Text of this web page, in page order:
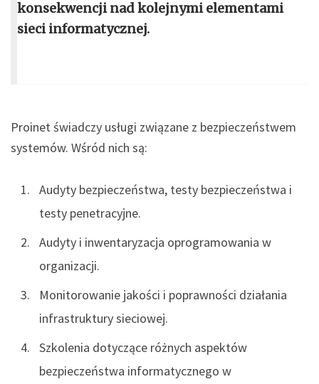
konsekwencji nad kolejnymi elementami
sieci informatycznej.
Proinet świadczy usługi związane z bezpieczeństwem
systemów. Wśród nich są:
Audyty bezpieczeństwa, testy bezpieczeństwa i
testy penetracyjne.
Audyty i inwentaryzacja oprogramowania w
organizacji.
Monitorowanie jakości i poprawności działania
infrastruktury sieciowej.
Szkolenia dotyczące różnych aspektów
bezpieczeństwa informatycznego w